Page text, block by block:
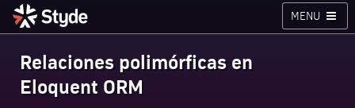
MENU
Relaciones polimórficas en
Eloquent ORM